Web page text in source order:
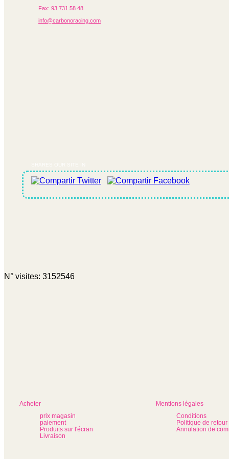
591
Fax: 93 731 58 48
info@carbonoracing.com
N° visites: 3152546
Acheter
prix magasin
paiement
Produits sur l'écran
Livraison
Mentions légales
Conditions
Politique de retour
Annulation de